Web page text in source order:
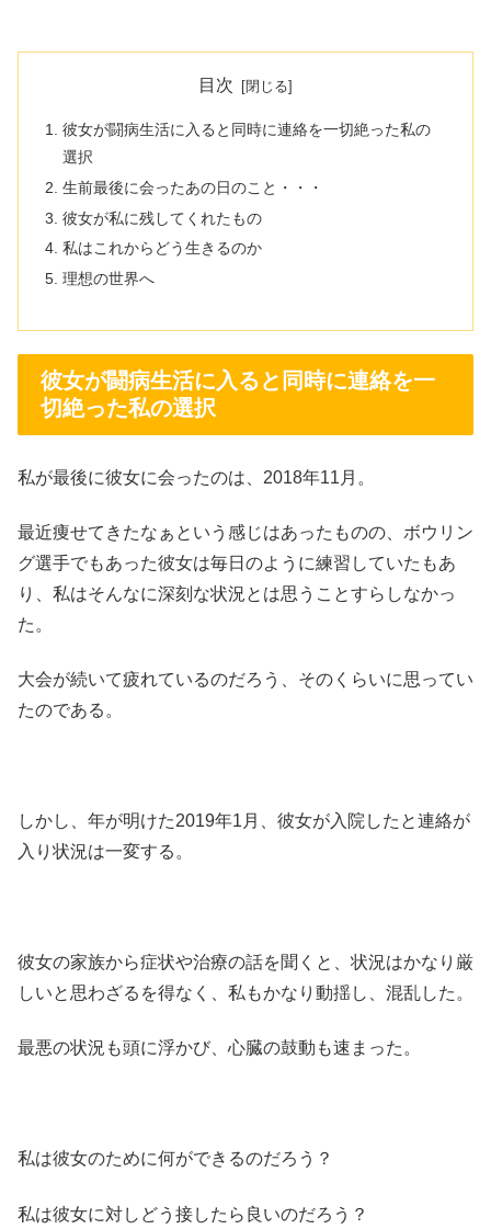
目次
彼女が闘病生活に入ると同時に連絡を一切絶った私の
選択
生前最後に会ったあの日のこと・・・
彼女が私に残してくれたもの
私はこれからどう生きるのか
理想の世界へ
彼女が闘病生活に入ると同時に連絡を一
切絶った私の選択
私が最後に彼女に会ったのは、2018年11月。
最近痩せてきたなぁという感じはあったものの、ボウリン
グ選手でもあった彼女は毎日のように練習していたもあ
り、私はそんなに深刻な状況とは思うことすらしなかっ
た。
大会が続いて疲れているのだろう、そのくらいに思ってい
たのである。
しかし、年が明けた2019年1月、彼女が入院したと連絡が
入り状況は一変する。
彼女の家族から症状や治療の話を聞くと、状況はかなり厳
しいと思わざるを得なく、私もかなり動揺し、混乱した。
最悪の状況も頭に浮かび、心臓の鼓動も速まった。
私は彼女のために何ができるのだろう？
私は彼女に対しどう接したら良いのだろう？